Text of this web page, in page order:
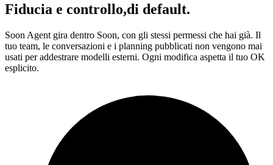
Fiducia e controllo,di default.
Soon Agent gira dentro Soon, con gli stessi permessi che hai già. Il
tuo team, le conversazioni e i planning pubblicati non vengono mai
usati per addestrare modelli esterni. Ogni modifica aspetta il tuo OK
esplicito.